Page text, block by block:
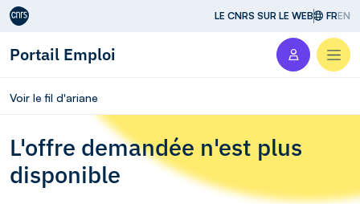
Aller au contenu LE CNRS SUR LE WEB FREN
Portail Emploi
Voir le fil d'ariane
L'offre demandée n'est plus
disponible